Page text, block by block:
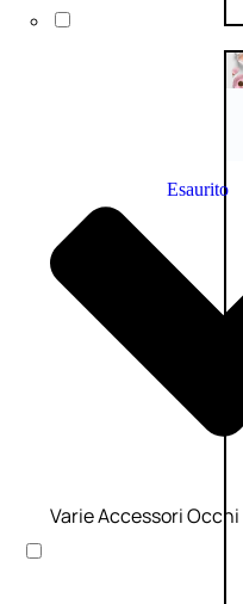
Esaurito
Varie Accessori Occhi